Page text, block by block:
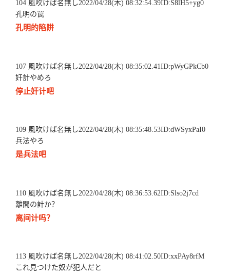
104 風吹けば名無し2022/04/28(木) 08:32:54.39ID:S8lH5+yg0
孔明の罠
孔明的陷阱
107 風吹けば名無し2022/04/28(木) 08:35:02.41ID:pWyGPkCb0
奸計やめろ
停止奸计吧
109 風吹けば名無し2022/04/28(木) 08:35:48.53ID:dWSyxPaI0
兵法やろ
是兵法吧
110 風吹けば名無し2022/04/28(木) 08:36:53.62ID:Slso2j7cd
離間の計か？
离间计吗？
113 風吹けば名無し2022/04/28(木) 08:41:02.50ID:xxPAy8rfM
これ見つけた奴が犯人だと